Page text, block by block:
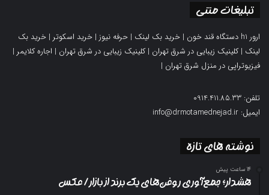
تبلیغات متنی
ارور h1 دستگاه قند خون | خرید بک لینک | حرفه نیوز | خرید اسکوتر | خرید بک
لینک |کلینیک زیبایی در شرق تهران |کلینیک زیبایی در شرق تهران | اجاره کلایمر |
فیزیوتراپی در منزل شرق تهران |
تلفن: 0914.411.85.33
ایمیل: info@drmotamednejad.ir
نوشته های تازه
14 ساعت پیش
هشدار؛ جمع‌آوری روغن‌های یک برند از بازار/ عکس